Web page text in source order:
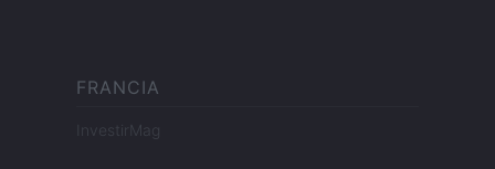
FRANCIA
InvestirMag